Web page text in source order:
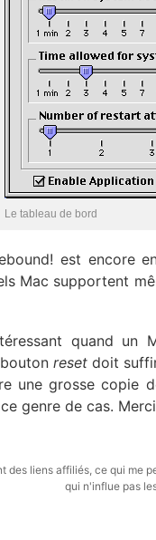
Le tableau de bord
est encore
Mac supportent
quand un
reset doit
une grosse copie
genre de cas.
des liens affiliés, ce qui
qui n'influe pas